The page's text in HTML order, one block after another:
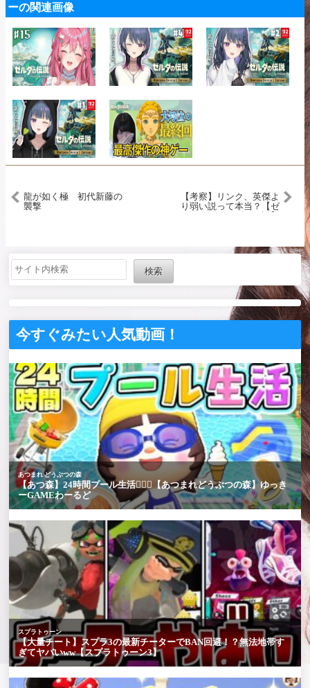
ーの関連画像
龍が如く極 初代新藤の
襲撃
【考察】リンク、英傑よ
り弱い説って本当？【ゼ
検索
今すぐみたい人気動画！